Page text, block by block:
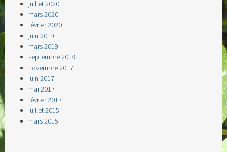
juillet 2020
mars 2020
février 2020
juin 2019
mars 2019
septembre 2018
novembre 2017
juin 2017
mai 2017
février 2017
juillet 2015
mars 2015